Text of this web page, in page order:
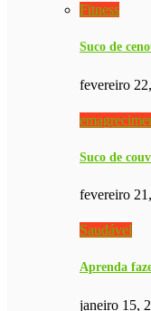
Fitness
Suco de
fevereiro
Suco de
fevereiro
Saudável
Aprenda
janeiro 15,